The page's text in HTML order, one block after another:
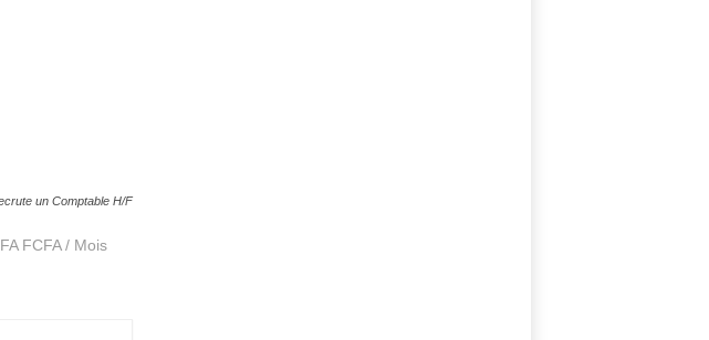
un Comptable H/F
FCFA / Mois